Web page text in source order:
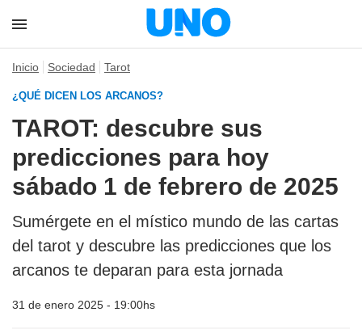
Inicio Sociedad Tarot
¿QUÉ DICEN LOS ARCANOS?
TAROT: descubre sus
predicciones para hoy
sábado 1 de febrero de 2025
Sumérgete en el místico mundo de las cartas
del tarot y descubre las predicciones que los
arcanos te deparan para esta jornada
31 de enero 2025 - 19:00hs